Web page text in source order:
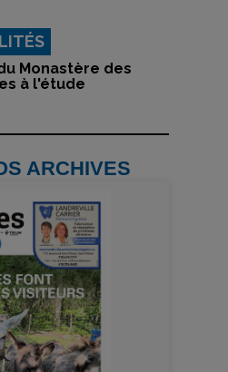
Monastère des
à l'étude
ARCHIVES